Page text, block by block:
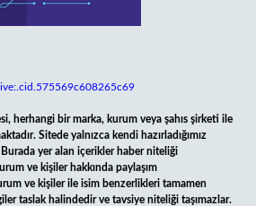
herhangi bir marka, kurum veya şahıs şirketi ile
Sitede yalnızca kendi hazırladığımız
Burada yer alan içerikler haber niteliği
ve kişiler hakkında paylaşım
ve kişiler ile isim benzerlikleri tamamen
taslak halindedir ve tavsiye niteliği taşımazlar.